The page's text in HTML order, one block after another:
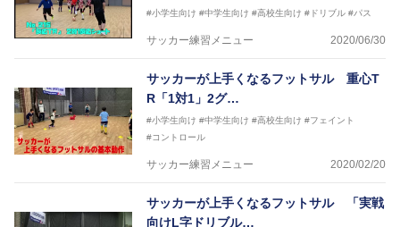
に伝えさせて頂く為に今回参加させていただきました
#小学生向け #中学生向け #高校生向け #ドリブル #パス
サッカー練習メニュー 2020/06/30
サッカーが上手くなるフットサル 重心T
R「1対1」2グ…
#小学生向け #中学生向け #高校生向け #フェイント
#コントロール
サッカー練習メニュー 2020/02/20
サッカーが上手くなるフットサル 「実戦
向けL字ドリブル…